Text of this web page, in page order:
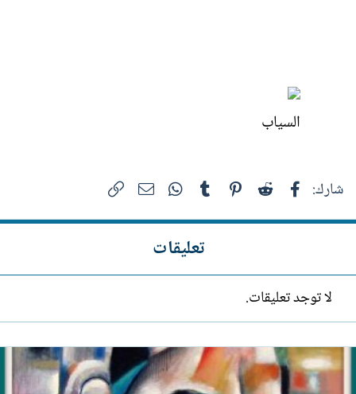
السياب
شارك: فيسبوك Reddit
Pinterest
Tumblr
WhatsAppالبريد الإلكتروني
تعليقات
لا توجد تعليقات.